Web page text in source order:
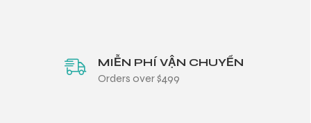
MIỄN PHÍ VẬN CHUYỂN
Orders over $499